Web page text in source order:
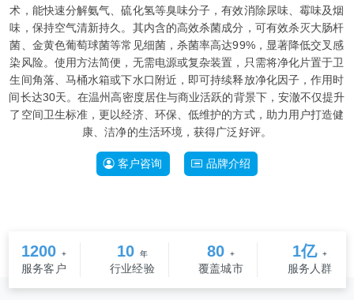
术，能快速分解氨气、硫化氢等臭味分子，有效消除尿味、霉味及烟
味，保持空气清新持久。其内含的高效杀菌成分，可有效杀灭大肠杆
菌、金黄色葡萄球菌等常见细菌，杀菌率高达99%，显著降低交叉感
染风险。使用方法简便，无需电源或复杂装置，只需将净化片置于卫
生间角落、马桶水箱或下水口附近，即可持续释放净化因子，作用时
间长达30天。在温州高密度居住与商业活跃的背景下，安澈不仅提升
了空间卫生标准，更以经济、环保、低维护的方式，助力用户打造健
康、洁净的生活环境，获得广泛好评。
客户咨询 品牌介绍
1200 +
服务客户
10 年
行业经验
80 +
覆盖城市
1亿 +
服务人群